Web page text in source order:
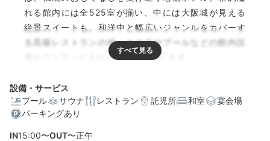
れる館内には全525室が揃い、中には大阪城が見える
絶景スイートも。和洋中と幅広いジャンルをカバーす
る高級レストランの他、エステやプールなどの館内設
備もワンランク上のステイを約束します。
編集部おすすめの３つのポイント
設備・サービス
プール
サウナ レストラン 託児所 和室
宴会場
パーキングあり
IN15:00〜OUT〜正午